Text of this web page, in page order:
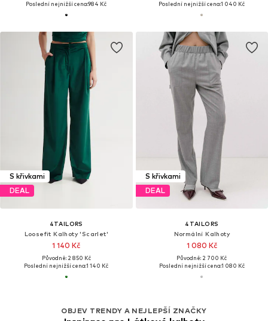
Poslední nejnižší cena:984 Kč
Poslední nejnižší cena:1 040 Kč
S křivkami
DEAL
4TAILORS
Loosefit Kalhoty 'Scarlet'
1 140 Kč
Původně: 2 850 Kč
Poslední nejnižší cena:1 140 Kč
S křivkami
DEAL
4TAILORS
Normální Kalhoty
1 080 Kč
Původně: 2 700 Kč
Poslední nejnižší cena:1 080 Kč
OBJEV TRENDY A NEJLEPŠÍ ZNAČKY